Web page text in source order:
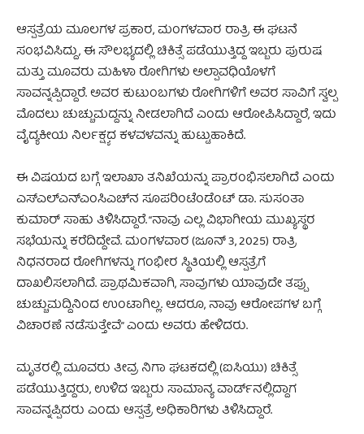
ಆಸ್ಪತ್ರೆಯ ಮೂಲಗಳ ಪ್ರಕಾರ, ಮಂಗಳವಾರ ರಾತ್ರಿ ಈ ಘಟನೆ
ಸಂಭವಿಸಿದ್ದು, ಈ ಸೌಲಭ್ಯದಲ್ಲಿ ಚಿಕಿತ್ಸೆ ಪಡೆಯುತ್ತಿದ್ದ ಇಬ್ಬರು ಪುರುಷ
ಮತ್ತು ಮೂವರು ಮಹಿಳಾ ರೋಗಿಗಳು ಅಲ್ಪಾವಧಿಯೊಳಗೆ
ಸಾವನ್ನಪ್ಪಿದ್ದಾರೆ. ಅವರ ಕುಟುಂಬಗಳು ರೋಗಿಗಳಿಗೆ ಅವರ ಸಾವಿಗೆ ಸ್ವಲ್ಪ
ಮೊದಲು ಚುಚ್ಚುಮದ್ದನ್ನು ನೀಡಲಾಗಿದೆ ಎಂದು ಆರೋಪಿಸಿದ್ದಾರೆ, ಇದು
ವೈದ್ಯಕೀಯ ನಿರ್ಲಕ್ಷ್ಯದ ಕಳವಳವನ್ನು ಹುಟ್ಟುಹಾಕಿದೆ.
ಈ ವಿಷಯದ ಬಗ್ಗೆ ಇಲಾಖಾ ತನಿಖೆಯನ್ನು ಪ್ರಾರಂಭಿಸಲಾಗಿದೆ ಎಂದು
ಎಸ್‌ಎಲ್‌ಎನ್‌ಎಂಸಿಎಚ್‌ನ ಸೂಪರಿಂಟೆಂಡೆಂಟ್ ಡಾ. ಸುಸಂತಾ
ಕುಮಾರ್ ಸಾಹು ತಿಳಿಸಿದ್ದಾರೆ. “ನಾವು ಎಲ್ಲ ವಿಭಾಗೀಯ ಮುಖ್ಯಸ್ಥರ
ಸಭೆಯನ್ನು ಕರೆದಿದ್ದೇವೆ. ಮಂಗಳವಾರ (ಜೂನ್ 3, 2025) ರಾತ್ರಿ
ನಿಧನರಾದ ರೋಗಿಗಳನ್ನು ಗಂಭೀರ ಸ್ಥಿತಿಯಲ್ಲಿ ಆಸ್ಪತ್ರೆಗೆ
ದಾಖಲಿಸಲಾಗಿದೆ. ಪ್ರಾಥಮಿಕವಾಗಿ, ಸಾವುಗಳು ಯಾವುದೇ ತಪ್ಪು
ಚುಚ್ಚುಮದ್ದಿನಿಂದ ಉಂಟಾಗಿಲ್ಲ. ಆದರೂ, ನಾವು ಆರೋಪಗಳ ಬಗ್ಗೆ
ವಿಚಾರಣೆ ನಡೆಸುತ್ತೇವೆ” ಎಂದು ಅವರು ಹೇಳಿದರು.
ಮೃತರಲ್ಲಿ ಮೂವರು ತೀವ್ರ ನಿಗಾ ಘಟಕದಲ್ಲಿ (ಐಸಿಯು) ಚಿಕಿತ್ಸೆ
ಪಡೆಯುತ್ತಿದ್ದರು, ಉಳಿದ ಇಬ್ಬರು ಸಾಮಾನ್ಯ ವಾರ್ಡ್‌ನಲ್ಲಿದ್ದಾಗ
ಸಾವನ್ನಪ್ಪಿದರು ಎಂದು ಆಸ್ಪತ್ರೆ ಅಧಿಕಾರಿಗಳು ತಿಳಿಸಿದ್ದಾರೆ.